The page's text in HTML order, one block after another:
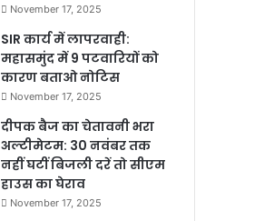
November 17, 2025
SIR कार्य में लापरवाही:
महासमुंद में 9 पटवारियों को
कारण बताओ नोटिस
November 17, 2025
दीपक बैज का चेतावनी भरा
अल्टीमेटम: 30 नवंबर तक
नहीं घटीं बिजली दरें तो सीएम
हाउस का घेराव
November 17, 2025